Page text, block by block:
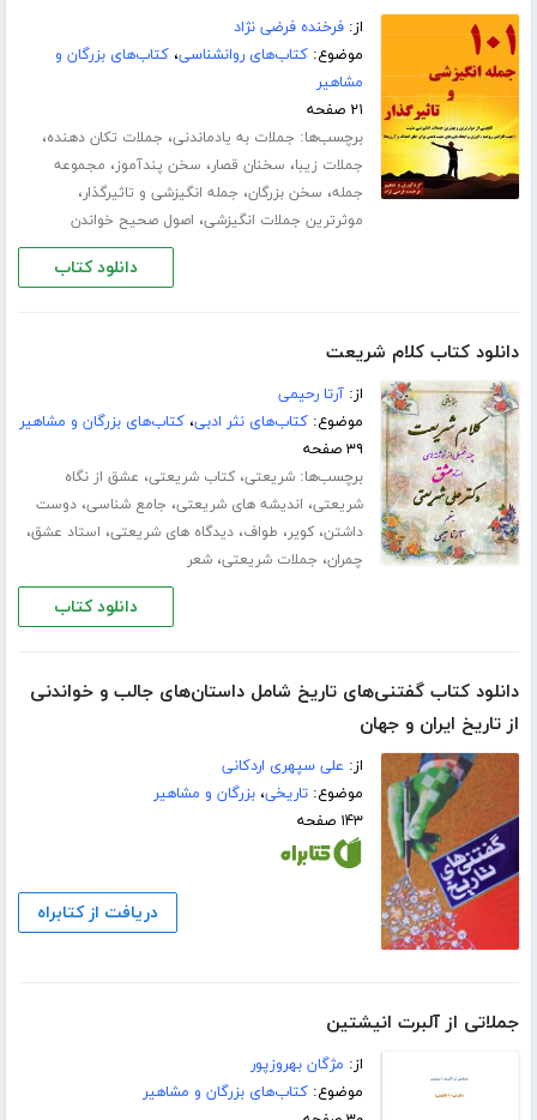
از:فرخنده فرضی نژاد
موضوع:کتاب‌های روانشناسی،کتاب‌های بزرگان و
مشاهیر
۲۱ صفحه
برچسب‌ها: جملات به یادماندنی، جملات تکان دهنده،
جملات زیبا، سخنان قصار، سخن پندآموز، مجموعه
جمله، سخن بزرگان، جمله انگیزشی و تاثیرگذار،
موثرترین جملات انگیزشی، اصول صحیح خواندن
دانلود کتاب
دانلود کتاب کلام شریعت
از:آرتا رحیمی
موضوع:کتاب‌های نثر ادبی،کتاب‌های بزرگان و مشاهیر
۳۹ صفحه
برچسب‌ها:شریعتی،کتاب شریعتی، عشق از نگاه
شریعتی، اندیشه های شریعتی، جامع شناسی،دوست
داشتن،کویر، طواف،دیدگاه های شریعتی، استاد عشق،
چمران، جملات شریعتی،شعر
دانلود کتاب
دانلود کتاب گفتنی‌های تاریخ شامل داستان‌های جالب و خواندنی
از تاریخ ایران و جهان
از: علی سپهری اردکانی
موضوع:تاریخی،بزرگان و مشاهیر
۱۴۳ صفحه
دریافت از کتابراه
جملاتی از آلبرت انیشتین
از: مژگان بهروزپور
موضوع:کتاب‌های بزرگان و مشاهیر